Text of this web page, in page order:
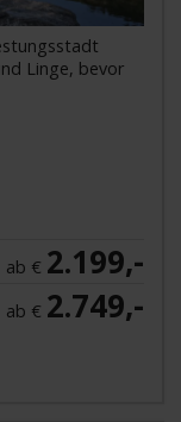
Linge, bevor
ab € 2.199,-
ab € 2.749,-